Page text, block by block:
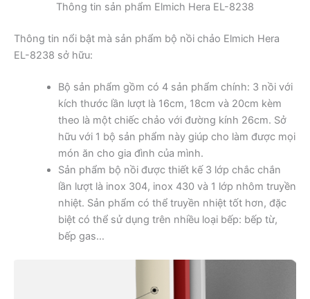
Thông tin sản phẩm Elmich Hera EL-8238
Thông tin nổi bật mà sản phẩm bộ nồi chảo Elmich Hera
EL-8238 sở hữu:
Bộ sản phẩm gồm có 4 sản phẩm chính: 3 nồi với
kích thước lần lượt là 16cm, 18cm và 20cm kèm
theo là một chiếc chảo với đường kính 26cm. Sở
hữu với 1 bộ sản phẩm này giúp cho làm được mọi
món ăn cho gia đình của mình.
Sản phẩm bộ nồi được thiết kế 3 lớp chắc chắn
lần lượt là inox 304, inox 430 và 1 lớp nhôm truyền
nhiệt. Sản phẩm có thể truyền nhiệt tốt hơn, đặc
biệt có thể sử dụng trên nhiều loại bếp: bếp từ,
bếp gas…